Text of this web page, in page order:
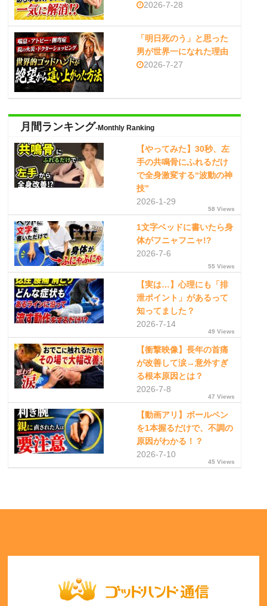
2026-7-28
「明日死のう」と思った
男が世界一になれた理由
2026-7-27
月間ランキング-Monthly Ranking
【やってみた】30秒、左
手の共鳴骨にふれるだけ
で全身激変する“波動の神
技”
2026-1-29
58 Views
1文字ベッドに書いたら身
体がフニャフニャ!?
2026-7-6
55 Views
【実は…】心理にも「排
泄ポイント」があるって
知ってました？
2026-7-14
49 Views
【衝撃映像】長年の首痛
が改善して涙→意外すぎ
る根本原因とは？
2026-7-8
47 Views
【動画アリ】ボールペン
を1本握るだけで、不調の
原因がわかる！？
2026-7-10
45 Views